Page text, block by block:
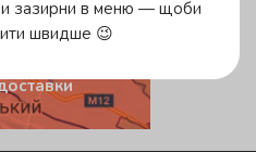
зазирни в меню — щоби
швидше 😉